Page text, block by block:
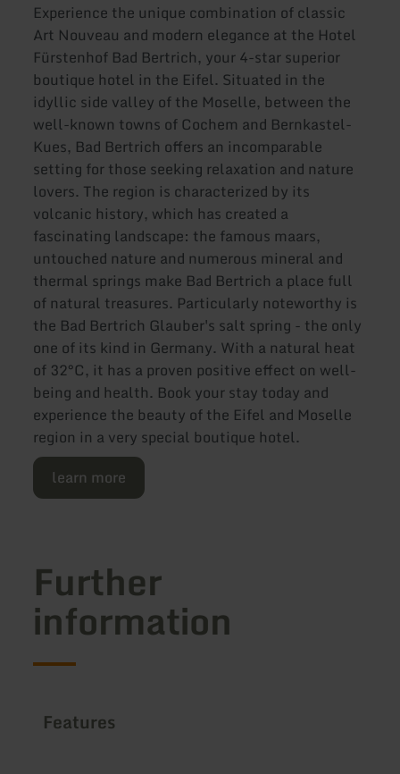
Experience the unique combination of classic
Art Nouveau and modern elegance at the Hotel
Fürstenhof Bad Bertrich, your 4-star superior
boutique hotel in the Eifel. Situated in the
idyllic side valley of the Moselle, between the
well-known towns of Cochem and Bernkastel-
Kues, Bad Bertrich offers an incomparable
setting for those seeking relaxation and nature
lovers. The region is characterized by its
volcanic history, which has created a
fascinating landscape: the famous maars,
untouched nature and numerous mineral and
thermal springs make Bad Bertrich a place full
of natural treasures. Particularly noteworthy is
the Bad Bertrich Glauber's salt spring - the only
one of its kind in Germany. With a natural heat
of 32°C, it has a proven positive effect on well-
being and health. Book your stay today and
experience the beauty of the Eifel and Moselle
region in a very special boutique hotel.
learn more
Further
information
Features